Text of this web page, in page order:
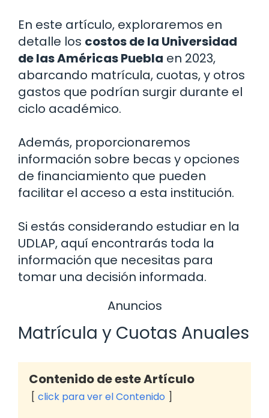
En este artículo, exploraremos en
detalle los costos de la Universidad
de las Américas Puebla en 2023,
abarcando matrícula, cuotas, y otros
gastos que podrían surgir durante el
ciclo académico.
Además, proporcionaremos
información sobre becas y opciones
de financiamiento que pueden
facilitar el acceso a esta institución.
Si estás considerando estudiar en la
UDLAP, aquí encontrarás toda la
información que necesitas para
tomar una decisión informada.
Anuncios
Matrícula y Cuotas Anuales
Contenido de este Artículo
click para ver el Contenido